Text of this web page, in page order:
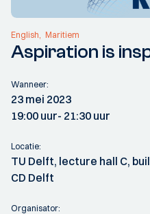
English Maritiem
Aspiration is
Wanneer:
23 mei 2023
19:00 uur- 21:30 uur
Locatie:
TU Delft, lecture hall C,
CD Delft
Organisator: